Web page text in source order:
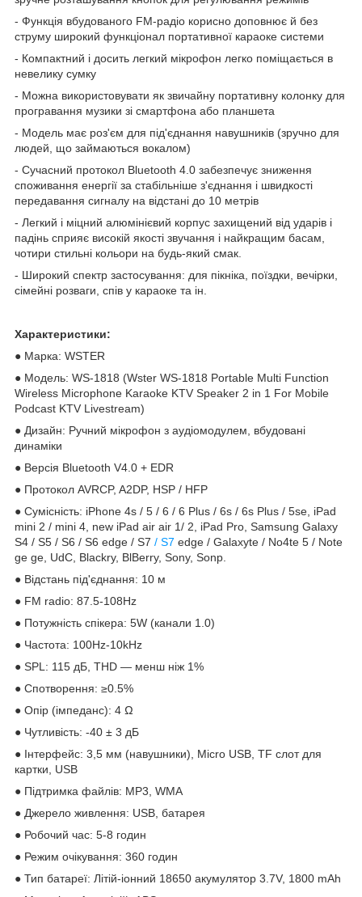
- Функція вбудованого FM-радіо корисно доповнює й без
струму широкий функціонал портативної караоке системи
- Компактний і досить легкий мікрофон легко поміщається в
невелику сумку
- Можна використовувати як звичайну портативну колонку для
програвання музики зі смартфона або планшета
- Модель має роз'єм для під'єднання навушників (зручно для
людей, що займаються вокалом)
- Сучасний протокол Bluetooth 4.0 забезпечує зниження
споживання енергії за стабільніше з'єднання і швидкості
передавання сигналу на відстані до 10 метрів
- Легкий і міцний алюмінієвий корпус захищений від ударів і
падінь сприяє високій якості звучання і найкращим басам,
чотири стильні кольори на будь-який смак.
- Широкий спектр застосування: для пікніка, поїздки, вечірки,
сімейні розваги, спів у караоке та ін.
Характеристики:
● Марка: WSTER
● Модель: WS-1818 (Wster WS-1818 Portable Multi Function
Wireless Microphone Karaoke KTV Speaker 2 in 1 For Mobile
Podcast KTV Livestream)
● Дизайн: Ручний мікрофон з аудіомодулем, вбудовані
динаміки
● Версія Bluetooth V4.0 + EDR
● Протокол AVRCP, A2DP, HSP / HFP
● Сумісність: iPhone 4s / 5 / 6 / 6 Plus / 6s / 6s Plus / 5se, iPad
mini 2 / mini 4, new iPad air air 1/ 2, iPad Pro, Samsung Galaxy
S4 / S5 / S6 / S6 edge / S7 / S7 edge / Galaxyte / No4te 5 / Note
ge ge, UdC, Blackry, BlBerry, Sony, Sonp.
● Відстань під'єднання: 10 м
● FM radio: 87.5-108Hz
● Потужність спікера: 5W (канали 1.0)
● Частота: 100Hz-10kHz
● SPL: 115 дБ, THD — менш ніж 1%
● Спотворення: ≥0.5%
● Опір (імпеданс): 4 Ω
● Чутливість: -40 ± 3 дБ
● Інтерфейс: 3,5 мм (навушники), Micro USB, TF слот для
картки, USB
● Підтримка файлів: MP3, WMA
● Джерело живлення: USB, батарея
● Робочий час: 5-8 годин
● Режим очікування: 360 годин
● Тип батареї: Літій-іонний 18650 акумулятор 3.7V, 1800 mAh